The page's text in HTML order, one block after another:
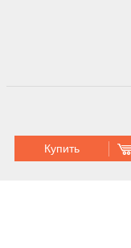
Купить